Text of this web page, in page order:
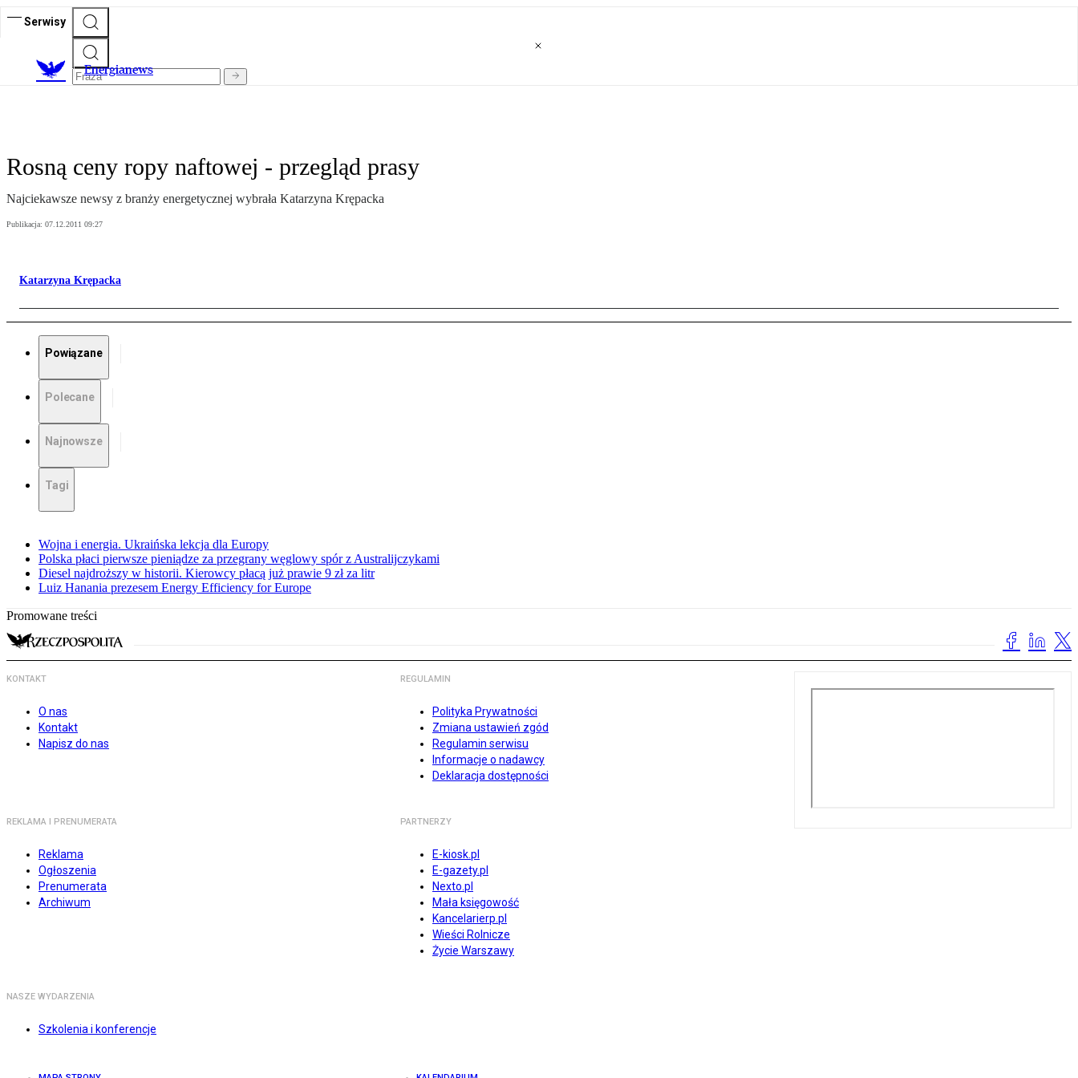
Serwisy
Energianews
Rosną ceny ropy naftowej - przegląd prasy
Najciekawsze newsy z branży energetycznej wybrała Katarzyna Krępacka
Publikacja: 07.12.2011 09:27
Katarzyna Krępacka
Powiązane
Polecane
Najnowsze
Tagi
Wojna i energia. Ukraińska lekcja dla Europy
Polska płaci pierwsze pieniądze za przegrany węglowy spór z Australijczykami
Diesel najdroższy w historii. Kierowcy płacą już prawie 9 zł za litr
Luiz Hanania prezesem Energy Efficiency for Europe
Promowane treści
KONTAKT
O nas
Kontakt
Napisz do nas
REGULAMIN
Polityka Prywatności
Zmiana ustawień zgód
Regulamin serwisu
Informacje o nadawcy
Deklaracja dostępności
REKLAMA I PRENUMERATA
Reklama
Ogłoszenia
Prenumerata
Archiwum
PARTNERZY
E-kiosk.pl
E-gazety.pl
Nexto.pl
Mała księgowość
Kancelarierp.pl
Wieści Rolnicze
Życie Warszawy
NASZE WYDARZENIA
Szkolenia i konferencje